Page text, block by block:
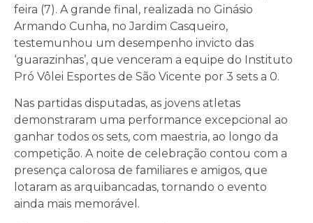
feira (7). A grande final, realizada no Ginásio
Armando Cunha, no Jardim Casqueiro,
testemunhou um desempenho invicto das
‘guarazinhas’, que venceram a equipe do Instituto
Pró Vôlei Esportes de São Vicente por 3 sets a 0.
Nas partidas disputadas, as jovens atletas
demonstraram uma performance excepcional ao
ganhar todos os sets, com maestria, ao longo da
competição. A noite de celebração contou com a
presença calorosa de familiares e amigos, que
lotaram as arquibancadas, tornando o evento
ainda mais memorável.